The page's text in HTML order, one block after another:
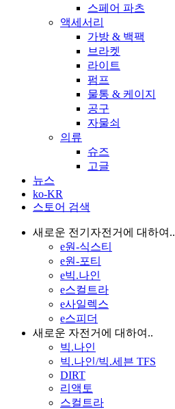
스페어 파츠
액세서리
가방 & 백팩
브라켓
라이트
펌프
물통 & 케이지
공구
자물쇠
의류
슈즈
고글
뉴스
ko-KR
스토어 검색
새로운 전기자전거에 대하여..
e원-식스티
e원-포티
e빅.나인
e스컬트라
e사일렉스
e스피더
새로운 자전거에 대하여..
빅.나인
빅.나인/빅.세븐 TFS
DIRT
리액토
스컬트라